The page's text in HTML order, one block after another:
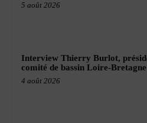
5 août 2026
Interview Thierry Burlot,
comité de bassin Loire-Bretagne
4 août 2026